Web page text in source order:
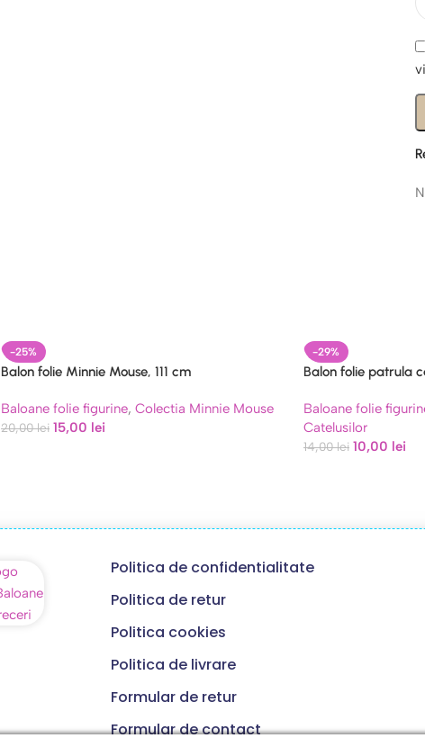
-25%
Balon folie Minnie Mouse, 111 cm
Baloane folie figurine, Colectia Minnie Mouse
20,00lei 15,00 lei
-29%
Balon folie patrula
Baloane folie
Catelusilor
14,00lei 10,00 lei
Politica de confidentialitate
Politica de retur
Politica cookies
Politica de livrare
Formular de retur
Formular de contact